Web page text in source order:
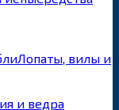
Лопаты, вилы и